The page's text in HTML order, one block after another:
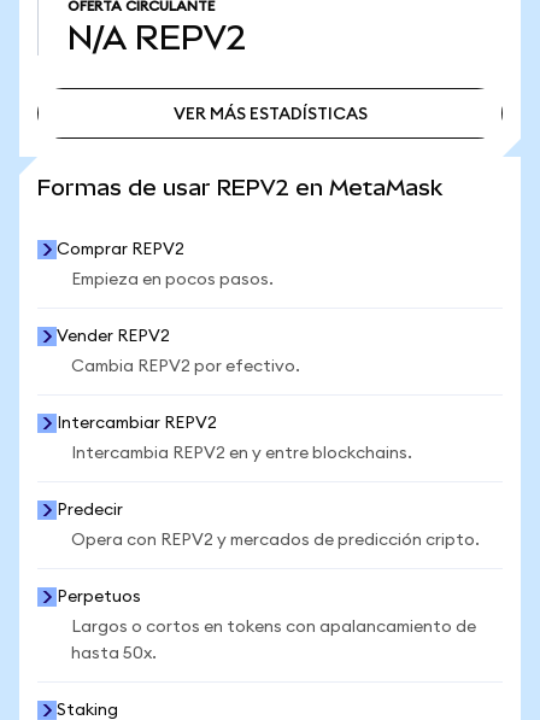
OFERTA CIRCULANTE
N/A REPV2
VER MÁS ESTADÍSTICAS
Formas de usar REPV2 en MetaMask
Comprar REPV2
Empieza en pocos pasos.
Vender REPV2
Cambia REPV2 por efectivo.
Intercambiar REPV2
Intercambia REPV2 en y entre blockchains.
Predecir
Opera con REPV2 y mercados de predicción cripto.
Perpetuos
Largos o cortos en tokens con apalancamiento de
hasta 50x.
Staking